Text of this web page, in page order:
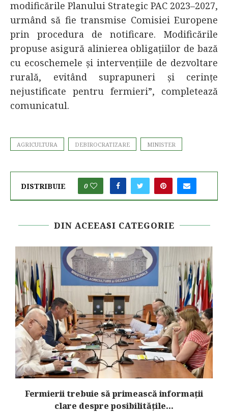
modificările Planului Strategic PAC 2023–2027,
urmând să fie transmise Comisiei Europene
prin procedura de notificare. Modificările
propuse asigură alinierea obligațiilor de bază
cu ecoschemele și intervențiile de dezvoltare
rurală, evitând suprapuneri și cerințe
nejustificate pentru fermieri”, completează
comunicatul.
AGRICULTURA DEBIROCRATIZARE MINISTER
DISTRIBUIE 0
DIN ACEEASI CATEGORIE
Fermierii trebuie să primească informații
clare despre posibilitățile...